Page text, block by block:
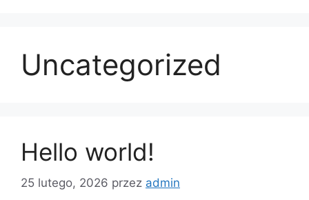
Uncategorized
Hello world!
25 lutego, 2026 przez admin